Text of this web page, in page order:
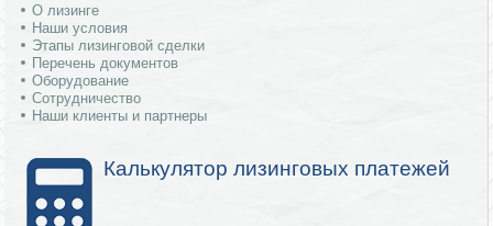
О лизинге
Наши условия
Этапы лизинговой сделки
Перечень документов
Оборудование
Сотрудничество
Наши клиенты и партнеры
Калькулятор лизинговых платежей